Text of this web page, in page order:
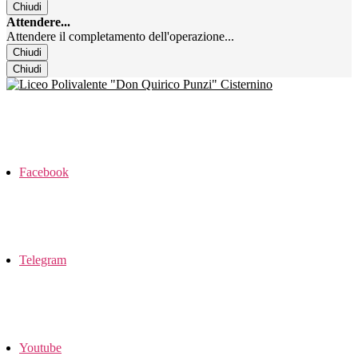
Chiudi
Attendere...
Attendere il completamento dell'operazione...
Chiudi
Chiudi
Facebook
Telegram
Youtube